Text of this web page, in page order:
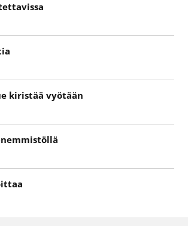
kiristää vyötään